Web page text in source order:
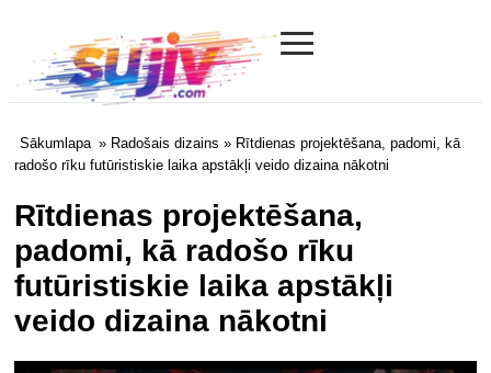
Sujiv.com
≡
Sākumlapa » Radošais dizains » Rītdienas projektēšana, padomi, kā
radošo rīku futūristiskie laika apstākļi veido dizaina nākotni
Rītdienas projektēšana,
padomi, kā radošo rīku
futūristiskie laika apstākļi
veido dizaina nākotni